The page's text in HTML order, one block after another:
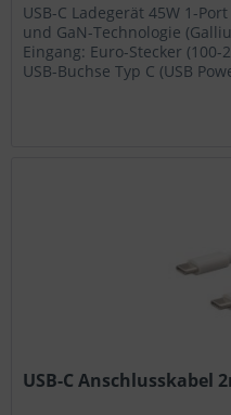
USB-C Ladegerät 45W 1-
und GaN-Technologie
Eingang: Euro-Stecker (100-
USB-Buchse Typ C (USB
USB-C Anschlusskabel